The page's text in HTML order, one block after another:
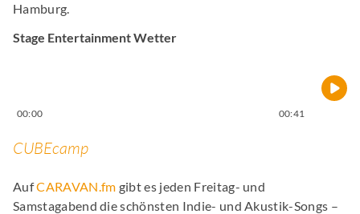
Hamburg.
Stage Entertainment Wetter
00:00 00:41
CUBEcamp
AufCARAVAN.fm gibt es jeden Freitag- und
Samstagabend die schönsten Indie- und Akustik-Songs –